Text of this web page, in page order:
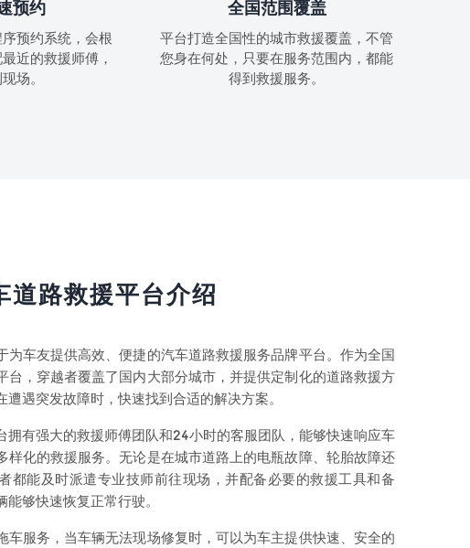
预约
预约系统，会根
近的救援师傅，
场。
全国范围覆盖
平台打造全国性的城市救援覆盖，不管
您身在何处，只要在服务范围内，都能
得到救援服务。
道路救援平台介绍
为车友提供高效、便捷的汽车道路救援服务品牌平台。作为全国
台，穿越者覆盖了国内大部分城市，并提供定制化的道路救援方
遭遇突发故障时，快速找到合适的解决方案。
拥有强大的救援师傅团队和24小时的客服团队，能够快速响应车
样化的救援服务。无论是在城市道路上的电瓶故障、轮胎故障还
都能及时派遣专业技师前往现场，并配备必要的救援工具和备
够快速恢复正常行驶。
车服务，当车辆无法现场修复时，可以为车主提供快速、安全的